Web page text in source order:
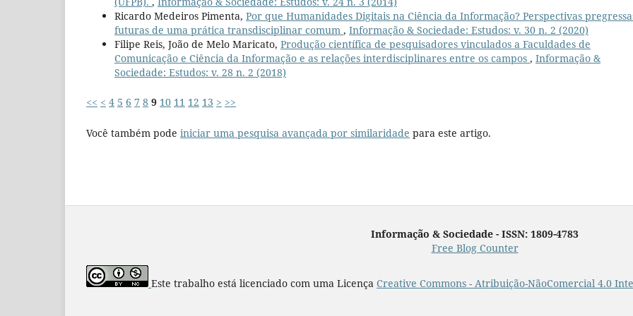
Ricardo Medeiros Pimenta, Por que Humanidades Digitais na Ciência da Informação? Perspectivas
futuras de uma prática transdisciplinar comum , Informação & Sociedade: Estudos: v. 30 n. 2 (2020)
Filipe Reis, João de Melo Maricato, Produção científica de pesquisadores vinculados a Faculdades de
Comunicação e Ciência da Informação e as relações interdisciplinares entre os campos , Informação &
Sociedade: Estudos: v. 28 n. 2 (2018)
<< < 4 5 6 7 8 9 10 11 12 13 > >>
Você também pode iniciar uma pesquisa avançada por similaridade para este artigo.
Informação & Sociedade - ISSN: 1809-4783
Free Blog Counter
Este trabalho está licenciado com uma Licença Creative Commons - Atribuição-NãoComercial 4.0